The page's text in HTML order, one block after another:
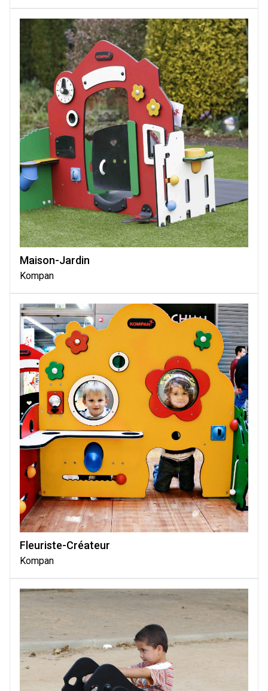
Maison-Jardin
Kompan
Fleuriste-Créateur
Kompan